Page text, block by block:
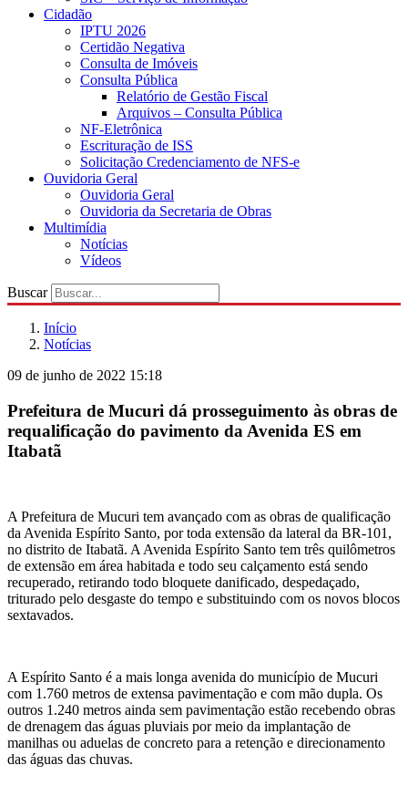
Cidadão
IPTU 2026
Certidão Negativa
Consulta de Imóveis
Consulta Pública
Relatório de Gestão Fiscal
Arquivos – Consulta Pública
NF-Eletrônica
Escrituração de ISS
Solicitação Credenciamento de NFS-e
Ouvidoria Geral
Ouvidoria Geral
Ouvidoria da Secretaria de Obras
Multimídia
Notícias
Vídeos
Buscar
Início
Notícias
09 de junho de 2022 15:18
Prefeitura de Mucuri dá prosseguimento às obras de
requalificação do pavimento da Avenida ES em
Itabatã
A Prefeitura de Mucuri tem avançado com as obras de qualificação
da Avenida Espírito Santo, por toda extensão da lateral da BR-101,
no distrito de Itabatã. A Avenida Espírito Santo tem três quilômetros
de extensão em área habitada e todo seu calçamento está sendo
recuperado, retirando todo bloquete danificado, despedaçado,
triturado pelo desgaste do tempo e substituindo com os novos blocos
sextavados.
A Espírito Santo é a mais longa avenida do município de Mucuri
com 1.760 metros de extensa pavimentação e com mão dupla. Os
outros 1.240 metros ainda sem pavimentação estão recebendo obras
de drenagem das águas pluviais por meio da implantação de
manilhas ou aduelas de concreto para a retenção e direcionamento
das águas das chuvas.